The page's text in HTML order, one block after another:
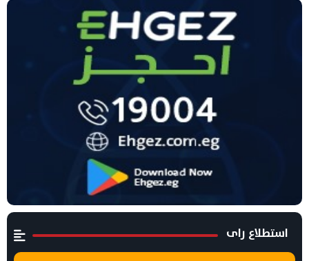
استطلاع راى